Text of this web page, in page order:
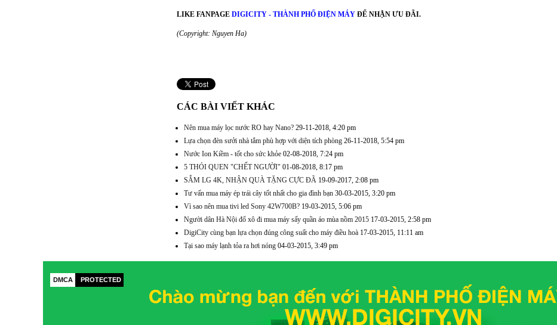
LIKE FANPAGE DIGICITY - THÀNH PHỐ ĐIỆN MÁY ĐỂ NHẬN ƯU ĐÃI.
(Copyright: Nguyen Ha)
CÁC BÀI VIẾT KHÁC
Nên mua máy lọc nước RO hay Nano? 29-11-2018, 4:20 pm
Lựa chọn đèn sưởi nhà tắm phù hợp với diện tích phòng 26-11-2018, 5:54 pm
Nước Ion Kiềm - tốt cho sức khỏe 02-08-2018, 7:24 pm
5 THÓI QUEN "CHẾT NGƯỜI" 01-08-2018, 8:17 pm
SẮM LG 4K, NHẬN QUÀ TẶNG CỰC ĐÃ 19-09-2017, 2:08 pm
Tư vấn mua máy ép trái cây tốt nhất cho gia đình bạn 30-03-2015, 3:20 pm
Vì sao nên mua tivi led Sony 42W700B? 19-03-2015, 5:06 pm
Người dân Hà Nội đổ xô đi mua máy sấy quần áo mùa nồm 2015 17-03-2015, 2:58 pm
DigiCity cùng bạn lựa chọn đúng công suất cho máy điều hoà 17-03-2015, 11:11 am
Tại sao máy lạnh tỏa ra hơi nóng 04-03-2015, 3:49 pm
DMCA PROTECTED